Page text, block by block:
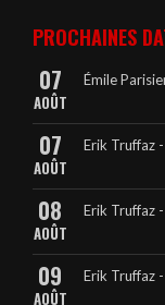
PROCHAINES
07
AOÛT
Émile
07
AOÛT
Erik Truffaz
08
AOÛT
Erik Truffaz
09
AOÛT
Erik Truffaz